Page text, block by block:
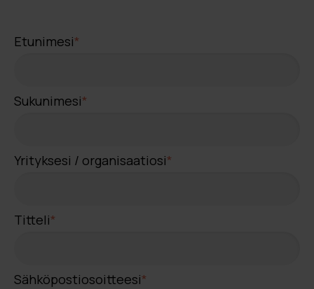
Etunimesi*
Sukunimesi*
Yrityksesi / organisaatiosi*
Titteli*
Sähköpostiosoitteesi*